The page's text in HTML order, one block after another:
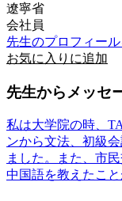
遼寧省
会社員
先生のプロフィー
お気に入りに追加
先生からメッセ
私は大学院の時、
ンから文法、初級
ました。また、市
中国語を教えたこ